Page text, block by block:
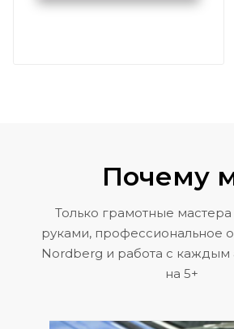
KUTUZOVV
Почему
Только грамотные
руками, профессиональное
Nordberg и работа с каждым
на 5+